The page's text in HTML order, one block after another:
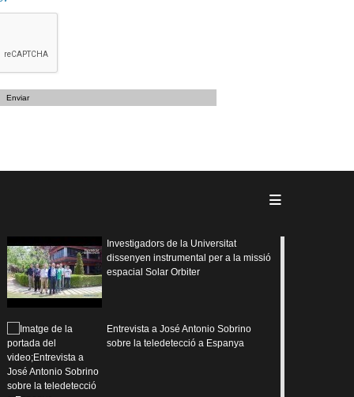
Investigadors de la Universitat
dissenyen instrumental per a la missió
espacial Solar Orbiter
Entrevista a José Antonio Sobrino
sobre la teledetecció a Espanya